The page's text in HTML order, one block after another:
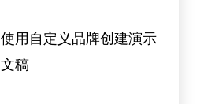
使用自定义品牌创建演示
文稿